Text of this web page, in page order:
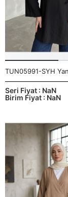
Birim Fiyat : NaN
Seri Fiyat : NaN